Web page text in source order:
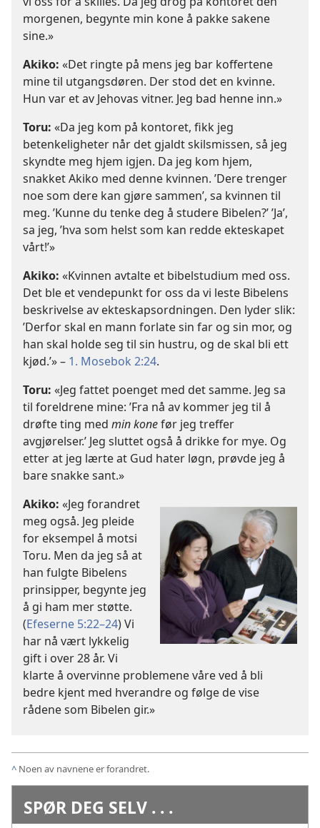
morgenen, begynte min kone å pakke sakene
sine.»
Akiko: «Det ringte på mens jeg bar koffertene
mine til utgangsdøren. Der stod det en kvinne.
Hun var et av Jehovas vitner. Jeg bad henne inn.»
Toru: «Da jeg kom på kontoret, fikk jeg
betenkeligheter når det gjaldt skilsmissen, så jeg
skyndte meg hjem igjen. Da jeg kom hjem,
snakket Akiko med denne kvinnen. ’Dere trenger
noe som dere kan gjøre sammen’, sa kvinnen til
meg. ’Kunne du tenke deg å studere Bibelen?’ ’Ja’,
sa jeg, ’hva som helst som kan redde ekteskapet
vårt!’»
Akiko: «Kvinnen avtalte et bibelstudium med oss.
Det ble et vendepunkt for oss da vi leste Bibelens
beskrivelse av ekteskapsordningen. Den lyder slik:
’Derfor skal en mann forlate sin far og sin mor, og
han skal holde seg til sin hustru, og de skal bli ett
kjød.’» – 1. Mosebok 2:24.
Toru: «Jeg fattet poenget med det samme. Jeg sa
til foreldrene mine: ’Fra nå av kommer jeg til å
drøfte ting med min konefør jeg treffer
avgjørelser.’ Jeg sluttet også å drikke for mye. Og
etter at jeg lærte at Gud hater løgn, prøvde jeg å
bare snakke sant.»
Akiko: «Jeg forandret
meg også. Jeg pleide
for eksempel å motsi
Toru. Men da jeg så at
han fulgte Bibelens
prinsipper, begynte jeg
å gi ham mer støtte.
(Efeserne 5:22–24) Vi
har nå vært lykkelig
gift i over 28 år. Vi
klarte å overvinne problemene våre ved å bli
bedre kjent med hverandre og følge de vise
rådene som Bibelen gir.»
^ Noen av navnene er forandret.
SPØR DEG SELV . . .